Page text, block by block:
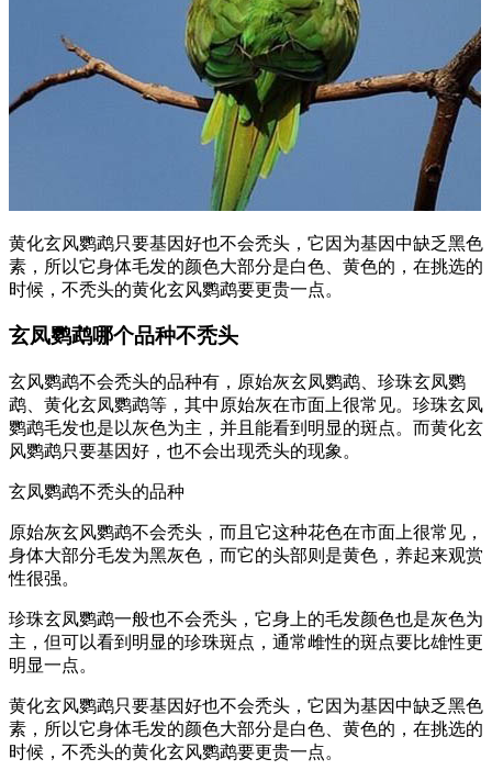
黄化玄风鹦鹉只要基因好也不会秃头，它因为基因中缺乏黑色
素，所以它身体毛发的颜色大部分是白色、黄色的，在挑选的
时候，不秃头的黄化玄风鹦鹉要更贵一点。
玄凤鹦鹉哪个品种不秃头
玄风鹦鹉不会秃头的品种有，原始灰玄凤鹦鹉、珍珠玄凤鹦
鹉、黄化玄凤鹦鹉等，其中原始灰在市面上很常见。珍珠玄凤
鹦鹉毛发也是以灰色为主，并且能看到明显的斑点。而黄化玄
风鹦鹉只要基因好，也不会出现秃头的现象。
玄凤鹦鹉不秃头的品种
原始灰玄风鹦鹉不会秃头，而且它这种花色在市面上很常见，
身体大部分毛发为黑灰色，而它的头部则是黄色，养起来观赏
性很强。
珍珠玄凤鹦鹉一般也不会秃头，它身上的毛发颜色也是灰色为
主，但可以看到明显的珍珠斑点，通常雌性的斑点要比雄性更
明显一点。
黄化玄风鹦鹉只要基因好也不会秃头，它因为基因中缺乏黑色
素，所以它身体毛发的颜色大部分是白色、黄色的，在挑选的
时候，不秃头的黄化玄风鹦鹉要更贵一点。